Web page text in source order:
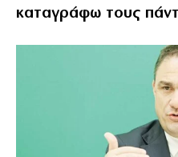
καταγράφω τους